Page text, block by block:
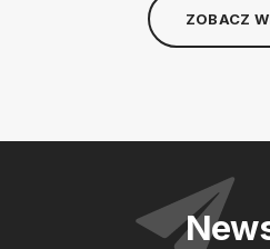
ZOBACZ